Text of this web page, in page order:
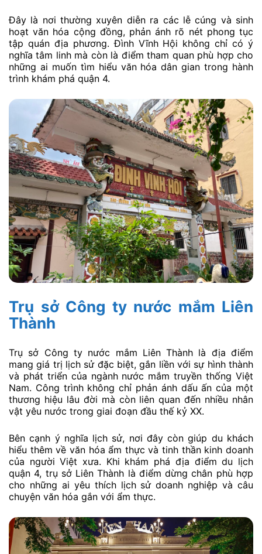
Đây là nơi thường xuyên diễn ra các lễ cúng và sinh
hoạt văn hóa cộng đồng, phản ánh rõ nét phong tục
tập quán địa phương. Đình Vĩnh Hội không chỉ có ý
nghĩa tâm linh mà còn là điểm tham quan phù hợp cho
những ai muốn tìm hiểu văn hóa dân gian trong hành
trình khám phá quận 4.
Trụ sở Công ty nước mắm Liên
Thành
Trụ sở Công ty nước mắm Liên Thành là địa điểm
mang giá trị lịch sử đặc biệt, gắn liền với sự hình thành
và phát triển của ngành nước mắm truyền thống Việt
Nam. Công trình không chỉ phản ánh dấu ấn của một
thương hiệu lâu đời mà còn liên quan đến nhiều nhân
vật yêu nước trong giai đoạn đầu thế kỷ XX.
Bên cạnh ý nghĩa lịch sử, nơi đây còn giúp du khách
hiểu thêm về văn hóa ẩm thực và tinh thần kinh doanh
của người Việt xưa. Khi khám phá địa điểm du lịch
quận 4, trụ sở Liên Thành là điểm dừng chân phù hợp
cho những ai yêu thích lịch sử doanh nghiệp và câu
chuyện văn hóa gắn với ẩm thực.